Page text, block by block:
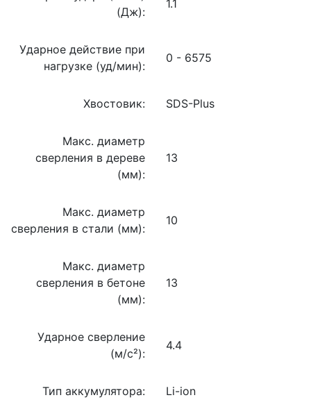
(Дж):
1.1
Ударное действие при
нагрузке (уд/мин):
0 - 6575
Хвостовик: SDS-Plus
Макс. диаметр
сверления в дереве
(мм):
13
Макс. диаметр
сверления в стали (мм):
10
Макс. диаметр
сверления в бетоне
(мм):
13
Ударное сверление
(м/c²):
4.4
Тип аккумулятора: Li-ion